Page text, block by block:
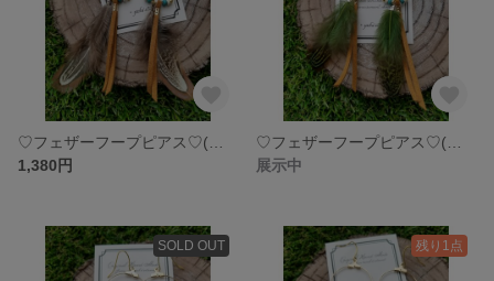
1,380円
展示中
SOLD OUT 残り1点